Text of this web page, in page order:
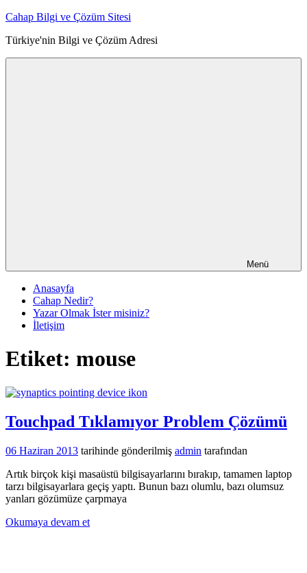
İçeriğe
Cahap Bilgi ve Çözüm Sitesi
Türkiye'nin Bilgi ve Çözüm Adresi
Menü
Anasayfa
Cahap Nedir?
Yazar Olmak İster misiniz?
İletişim
Etiket: mouse
Touchpad Tıklamıyor Problem Çözümü
06 Haziran 2013 tarihinde gönderilmiş admin tarafından
Artık birçok kişi masaüstü bilgisayarlarını bırakıp, tamamen laptop
tarzı bilgisayarlara geçiş yaptı. Bunun bazı olumlu, bazı olumsuz
yanları gözümüze çarpmaya
Okumaya devam et